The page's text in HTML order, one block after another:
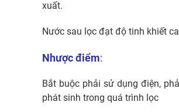
xuất.
Nước sau lọc đạt độ tinh khiết
Nhược điểm:
Bắt buộc phải sử dụng điện,
phát sinh trong quá trình lọc